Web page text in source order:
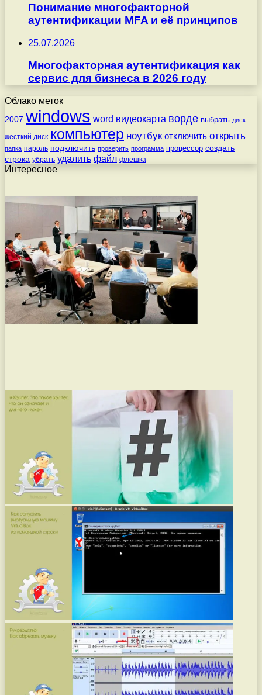
Понимание многофакторной
аутентификации MFA и её принципов
25.07.2026
Многофакторная аутентификация как
сервис для бизнеса в 2026 году
Облако меток
2007 windows word видеокарта ворде выбрать диск
жесткий диск компьютер ноутбук отключить открыть
папка пароль подключить проверить программа процессор создать
строка убрать удалить файл флешка
Интересное